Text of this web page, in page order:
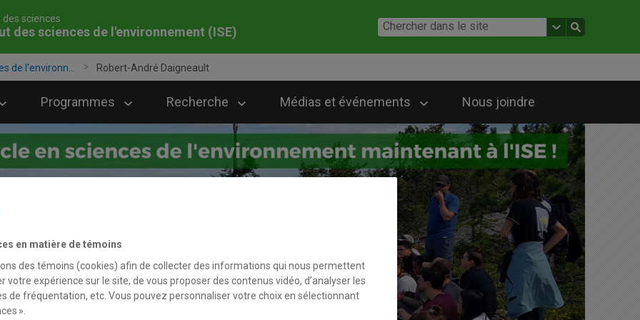
des sciences
des sciences de l'environnement (ISE)
de l'environn... Robert-André Daigneault
Programmes Recherche Médias et événements Nous joindre
en matière de témoins
des témoins (cookies) afin de collecter des informations qui nous permettent
votre expérience sur le site, de vous proposer des contenus vidéo, d’analyser les
de fréquentation, etc. Vous pouvez personnaliser votre choix en sélectionnant
».